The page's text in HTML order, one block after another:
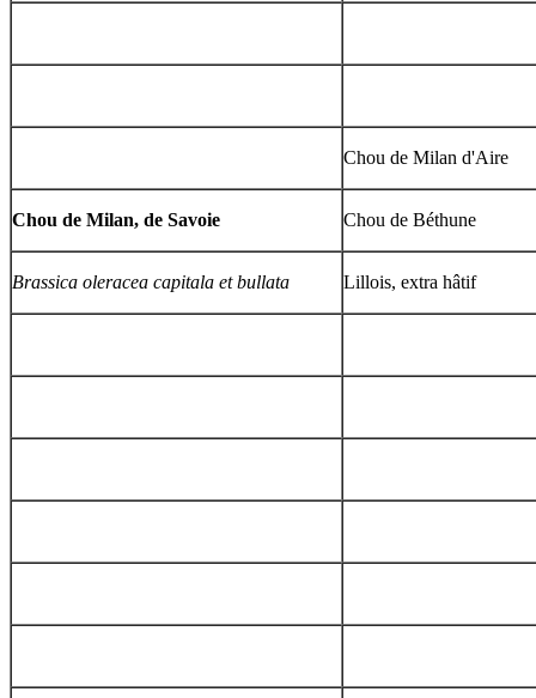
Chou de Milan d'Aire
Chou de Milan, de Savoie Chou de Béthune
Brassica oleracea capitala et bullata Lillois, extra hâtif